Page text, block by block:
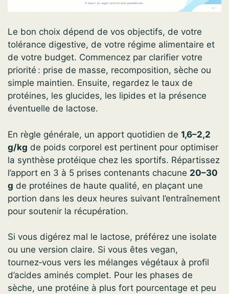
Le bon choix dépend de vos objectifs, de votre
tolérance digestive, de votre régime alimentaire et
de votre budget. Commencez par clarifier votre
priorité : prise de masse, recomposition, sèche ou
simple maintien. Ensuite, regardez le taux de
protéines, les glucides, les lipides et la présence
éventuelle de lactose.
En règle générale, un apport quotidien de 1,6–2,2
g/kg de poids corporel est pertinent pour optimiser
la synthèse protéique chez les sportifs. Répartissez
l’apport en 3 à 5 prises contenants chacune 20–30
g de protéines de haute qualité, en plaçant une
portion dans les deux heures suivant l’entraînement
pour soutenir la récupération.
Si vous digérez mal le lactose, préférez une isolate
ou une version claire. Si vous êtes vegan,
tournez‑vous vers les mélanges végétaux à profil
d’acides aminés complet. Pour les phases de
sèche, une protéine à plus fort pourcentage et peu